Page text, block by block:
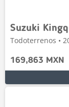
Suzuki
Todoterrenos •
169,863 MXN